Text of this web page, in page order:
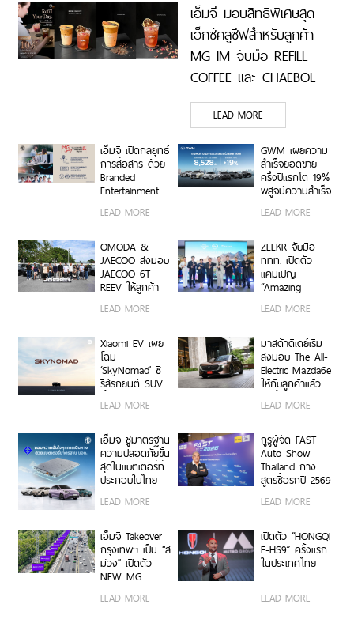
เอ็มจี มอบสิทธิพิเศษสุด
เอ็กซ์คลูซีฟสำหรับลูกค้า
MG IM จับมือ REFILL
COFFEE และ CHAEBOL
SHABU เติมเต็มไลฟ์สไตล์
ระดับพรีเมียม
LEAD MORE
เอ็มจี เปิดกลยุทธ์
การสื่อสาร ด้วย
Branded
Entertainment
SMILE ด้วยซีรีส์
เปิดช่องทาง MG
SMILE CONTACT
CENTRE รับฟัง
ทุกเรื่องราวของ
ชาว MG!
LEAD MORE
GWM เผยความ
สำเร็จยอดขาย
ครึ่งปีแรกโต 19%
พิสูจน์ความสำเร็จ
Powertrains’
LEAD MORE
OMODA &
JAECOO ส่งมอบ
JAECOO 6T
REEV ให้ลูกค้า
“NextFest”
LEAD MORE
ZEEKR จับมือ
ททท. เปิดตัว
แคมเปญ
“Amazing
ZEEKR Luxury
การท่องเที่ยวเชิง
คุณภาพด้วยยาน
ยนต์ไฟฟ้า
LEAD MORE
Xiaomi EV เผย
โฉม
‘SkyNomad’ ซี
รีส์รถยนต์ SUV
อัจฉริยะ ปรับ
ดั่งใจ
LEAD MORE
มาสด้าดีเดย์เริ่ม
ส่งมอบ The All-
Electric Mazda6e
ให้กับลูกค้าแล้ว
LEAD MORE
เอ็มจี ชูมาตรฐาน
ความปลอดภัยขั้น
สุดในแบตเตอรี่ที่
ประกอบในไทย
ป้องกันและ
(Thermal
Management)
เต็มรูปแบบ
LEAD MORE
กูรูผู้จัด FAST
Auto Show
Thailand กาง
สูตรซื้อรถปี 2569
ค่าในยุคค่าครอง
LEAD MORE
เอ็มจี Takeover
กรุงเทพฯ เป็น “สี
ม่วง” เปิดตัว
NEW MG
สีสันใหม่ให้กับ
LEAD MORE
เปิดตัว “HONGQI
E-HS9” ครั้งแรก
ในประเทศไทย
LEAD MORE